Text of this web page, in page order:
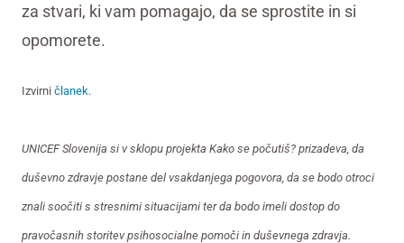
za stvari, ki vam pomagajo, da se sprostite in si
opomorete.
Izvirni članek.
UNICEF Slovenija si v sklopu projekta Kako se počutiš? prizadeva, da
duševno zdravje postane del vsakdanjega pogovora, da se bodo otroci
znali soočiti s stresnimi situacijami ter da bodo imeli dostop do
pravočasnih storitev psihosocialne pomoči in duševnega zdravja.